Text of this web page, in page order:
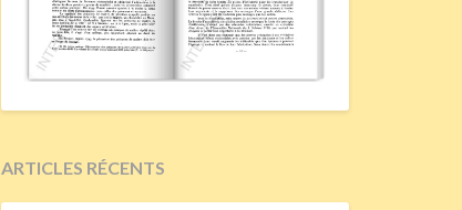
ARTICLES RÉCENTS